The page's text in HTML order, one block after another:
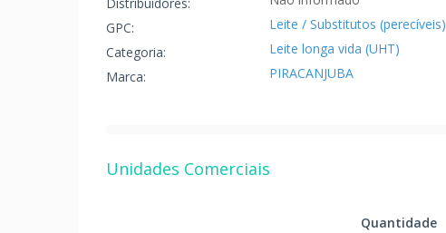
Distribuidores:
GPC:
Leite / Substitutos (perecíveis)
Categoria:
Leite longa vida (UHT)
Marca:
PIRACANJUBA
Unidades Comerciais
Quantidade